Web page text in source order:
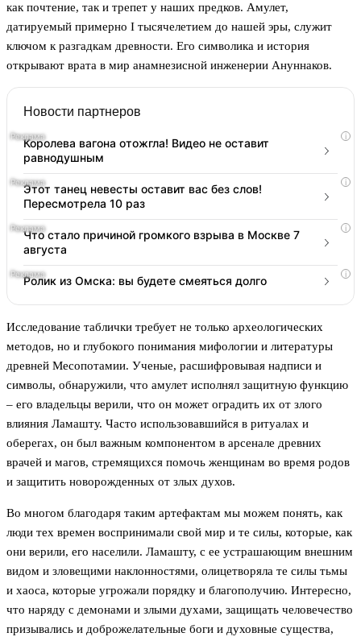
как почтение, так и трепет у наших предков. Амулет,
датируемый примерно I тысячелетием до нашей эры, служит
ключом к разгадкам древности. Его символика и история
открывают врата в мир анамнезисной инженерии Ануннаков.
Новости партнеров
i
Королева вагона отожгла! Видео не оставит
равнодушным
i
Этот танец невесты оставит вас без слов!
Пересмотрела 10 раз
i
Что стало причиной громкого взрыва в Москве 7
августа
i
Ролик из Омска: вы будете смеяться долго
Исследование таблички требует не только археологических
методов, но и глубокого понимания мифологии и литературы
древней Месопотамии. Ученые, расшифровывая надписи и
символы, обнаружили, что амулет исполнял защитную функцию
– его владельцы верили, что он может оградить их от злого
влияния Ламашту. Часто использовавшийся в ритуалах и
оберегах, он был важным компонентом в арсенале древних
врачей и магов, стремящихся помочь женщинам во время родов
и защитить новорожденных от злых духов.
Во многом благодаря таким артефактам мы можем понять, как
люди тех времен воспринимали свой мир и те силы, которые, как
они верили, его населили. Ламашту, с ее устрашающим внешним
видом и зловещими наклонностями, олицетворяла те силы тьмы
и хаоса, которые угрожали порядку и благополучию. Интересно,
что наряду с демонами и злыми духами, защищать человечество
призывались и доброжелательные боги и духовные существа,